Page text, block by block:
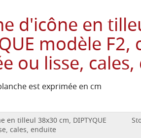
d'icône en
modèle F2,
ou lisse,
est exprimée en cm
en tilleul 38x30 cm, DIPTYQUE
cales, enduite